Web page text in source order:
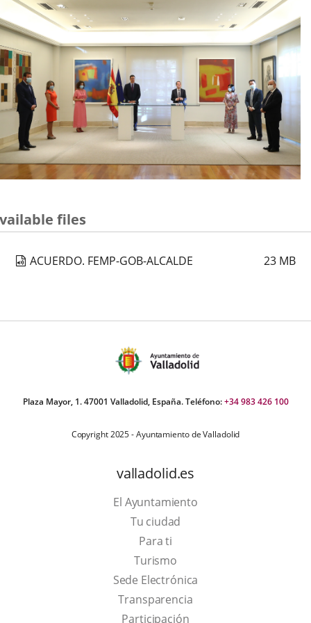
files
ACUERDO. FEMP-GOB-ALCALDE 23 MB
Plaza Mayor, 1. 47001 Valladolid, España. Teléfono:+34 983 426 100
Copyright 2025 - Ayuntamiento de Valladolid
valladolid.es
El Ayuntamiento
Tu ciudad
Para ti
TurismoThis
link
will
open
Sede Electrónica
Transparencia
Participación